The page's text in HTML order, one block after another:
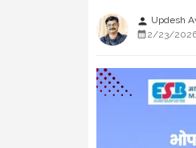
person Updesh
2/23/